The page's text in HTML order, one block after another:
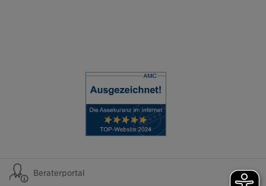
Beraterportal